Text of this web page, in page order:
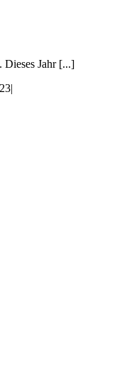
Dieses Jahr [...]
|